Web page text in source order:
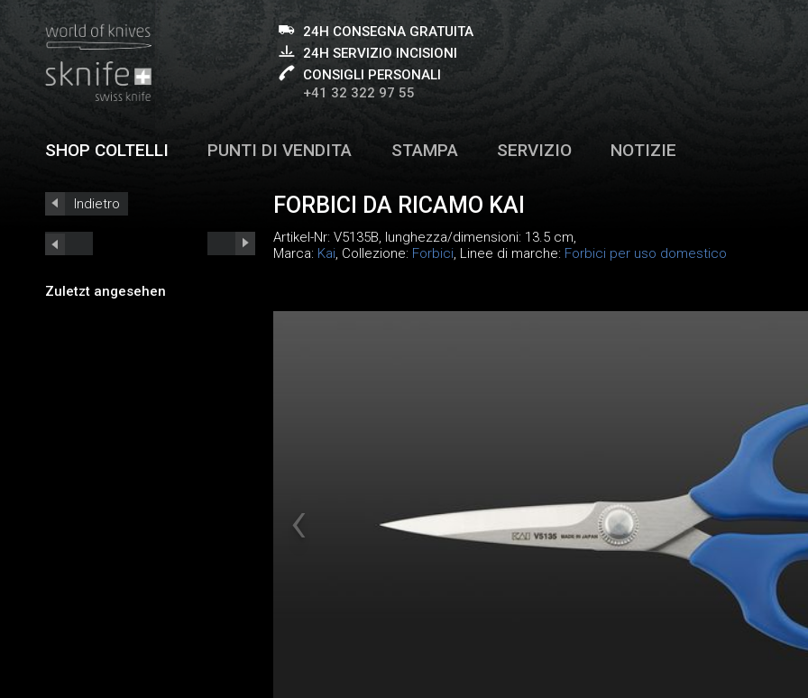
24H CONSEGNA GRATUITA
24H SERVIZIO INCISIONI
CONSIGLI PERSONALI
+41 32 322 97 55
SHOP COLTELLI PUNTI DI VENDITA STAMPA SERVIZIO NOTIZIE
Indietro
Zuletzt angesehen
FORBICI DA RICAMO KAI
Artikel-Nr: V5135B, lunghezza/dimensioni: 13.5 cm,
Marca: Kai, Collezione: Forbici, Linee di marche: Forbici per uso domestico